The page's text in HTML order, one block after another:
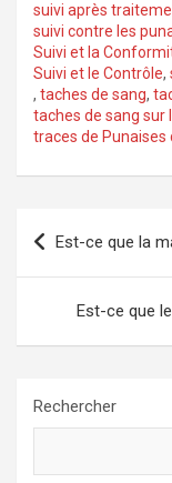
suivi après
suivi contre les
Suivi et la
Suivi et le Contrôle,
, taches de sang,
taches de sang sur
traces de Punaises
Navigation
de
l’article
Est-ce que la
Est-ce que
Rechercher